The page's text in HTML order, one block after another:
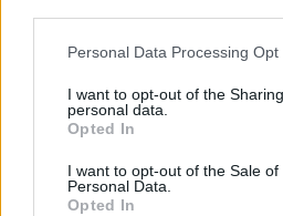
Personal Data Processing Opt
I want to opt-out of the
personal data.
Opted In
I want to opt-out of the Sale of
Personal Data.
Opted In
Tombol a hőség
nő a
ÉLŐ BOLYGÓNK